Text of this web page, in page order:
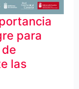
para
las